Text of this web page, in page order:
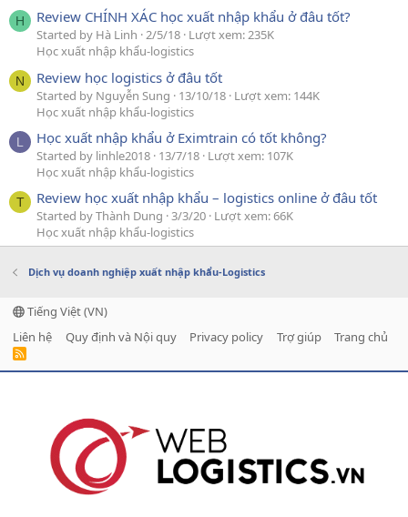
H Review CHÍNH XÁC học xuất nhập khẩu ở đâu tốt?
Started by Hà Linh 2/5/18 Lượt xem: 235K
Học xuất nhập khẩu-logistics
N Review học logistics ở đâu tốt
Started by Nguyễn Sung 13/10/18 Lượt xem: 144K
Học xuất nhập khẩu-logistics
L Học xuất nhập khẩu ở Eximtrain có tốt không?
Started by linhle2018 13/7/18 Lượt xem: 107K
Học xuất nhập khẩu-logistics
T Review học xuất nhập khẩu – logistics online ở đâu tốt
Started by Thành Dung 3/3/20 Lượt xem: 66K
Học xuất nhập khẩu-logistics
Dịch vụ doanh nghiệp xuất nhập khẩu-Logistics
Tiếng Việt (VN)
Liên hệ
Quy định và Nội quy Privacy policy Trợ giúp Trang chủ
R